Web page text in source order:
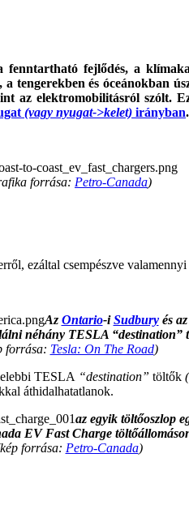
fejlődés, a
tengerekben és óceánokban
az elektromobilitásról szólt.
(vagy nyugat->kelet) irányban.
forrása: Petro-Canada)
ezáltal csempészve
Az Ontario-iSudburyés az
néhány TESLA “destination”
forrása: Tesla: On The Road)
TESLA “destination” töltők
áthidalhatatlanok.
az egyik töltőoszlop
EV Fast Charge
forrása: Petro-Canada)